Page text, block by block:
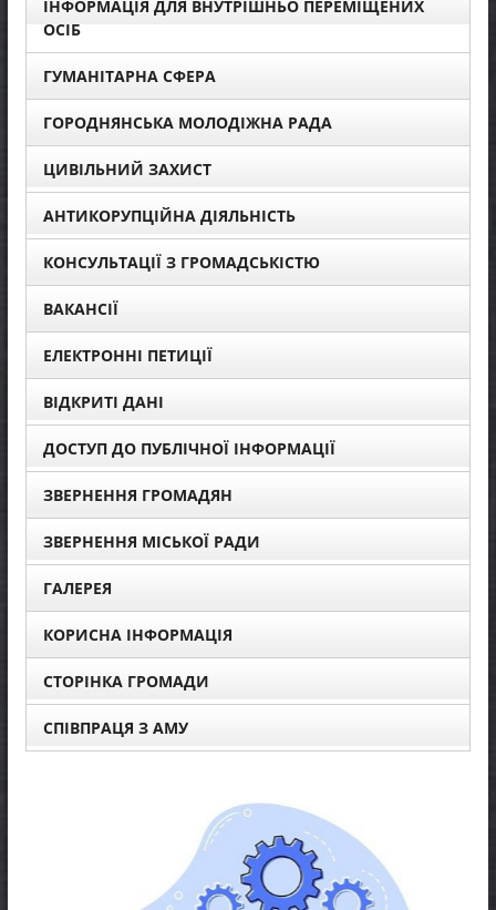
ІНФОРМАЦІЯ ДЛЯ ВНУТРІШНЬО ПЕРЕМІЩЕНИХ
ОСІБ
ГУМАНІТАРНА СФЕРА
ГОРОДНЯНСЬКА МОЛОДІЖНА РАДА
ЦИВІЛЬНИЙ ЗАХИСТ
АНТИКОРУПЦІЙНА ДІЯЛЬНІСТЬ
КОНСУЛЬТАЦІЇ З ГРОМАДСЬКІСТЮ
ВАКАНСІЇ
ЕЛЕКТРОННІ ПЕТИЦІЇ
ВІДКРИТІ ДАНІ
ДОСТУП ДО ПУБЛІЧНОЇ ІНФОРМАЦІЇ
ЗВЕРНЕННЯ ГРОМАДЯН
ЗВЕРНЕННЯ МІСЬКОЇ РАДИ
ГАЛЕРЕЯ
КОРИСНА ІНФОРМАЦІЯ
СТОРІНКА ГРОМАДИ
СПІВПРАЦЯ З АМУ